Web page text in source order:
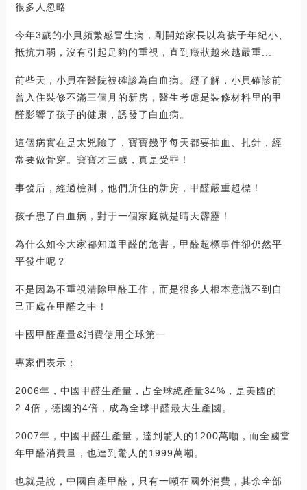
很多人忽略
今年3歲的小貝頻繁感冒生病，剛開始家長以為孩子年紀小、
抵抗力弱，沒有引起足夠的重視，直到癥狀越來越嚴重...
前些天，小貝在醫院被確診為白血病。經了解，小貝確診前
曾入住裝修不滿三個月的新房，醫生考慮是裝修材料里的甲
醛影響了孩子的健康，誘發了白血病。
這個病實在是太兇險了，寶寶幾乎每天都要抽血、扎針，經
常要做骨穿。寶寶才三歲，真是受罪！
事發后，經過檢測，他們所住的新房，甲醛嚴重超標！
孩子患了白血病，對于一個家庭就是晴天霹靂！
為什么如今大家都知道甲醛的危害，甲醛超標事件卻仍然平
平發生呢？
不是因為不重視清除甲醛工作，而是很多人根本意識不到自
己正處在甲醛之中！
中國甲醛產量&消費使用全球第一
專家們表示：
2006年，中國甲醛生產量，占全球總產量34%，是美國的
2.4倍，德國的4倍，成為全球甲醛最大生產國。
2007年，中國甲醛生產量，達到驚人的1200萬噸，而全國當
年甲醛消費量，也達到驚人的1999萬噸。
也就是說，中國自產甲醛，只有一噸在國外消費，其余全部